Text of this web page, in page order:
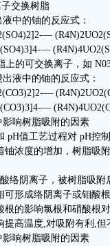
交换树脂
中的铀的反应式：
—
—
的可交换离子，如
液中的铀的反应式：
—
—
响树脂吸附的因素
pH值工艺过程对 pH控
铀浓度的增加，树脂吸
络阴离子，被树脂吸附
可形成络阴离子或钼酸
根的影响氯根和硝酸根
提高温度,对吸附有利,但
响树脂吸附的因素